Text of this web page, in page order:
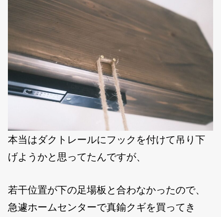
本当はダクトレールにフックを付けて吊り下
げようかと思ってたんですが、
若干位置が下の足場板と合わなかったので、
急遽ホームセンターで真鍮クギを買ってき